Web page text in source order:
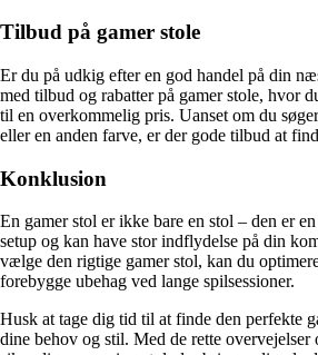
Tilbud på gamer stole
Er du på udkig efter en god handel på din
med tilbud og rabatter på gamer stole, hvor
til en overkommelig pris. Uanset om du
eller en anden farve, er der gode tilbud at
Konklusion
En gamer stol er ikke bare en stol – den er
setup og kan have stor indflydelse på din
vælge den rigtige gamer stol, kan du
forebygge ubehag ved lange spilsessioner.
Husk at tage dig tid til at finde den perfekte
dine behov og stil. Med de rette overvejelser